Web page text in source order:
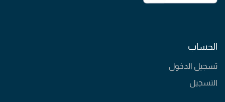
الحساب
تسجيل الدخول
التسجيل